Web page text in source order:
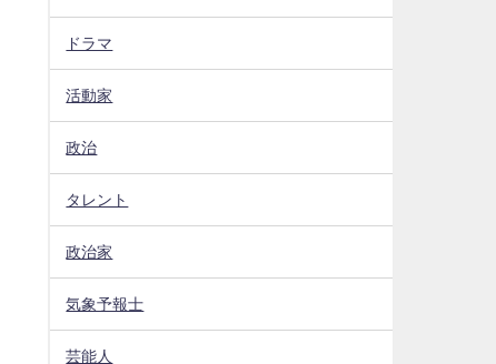
ドラマ
活動家
政治
タレント
政治家
気象予報士
芸能人